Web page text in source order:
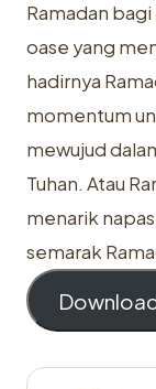
Ramadan
oase yang
hadirnya
momentum
mewujud
Tuhan. Atau
menarik
semarak